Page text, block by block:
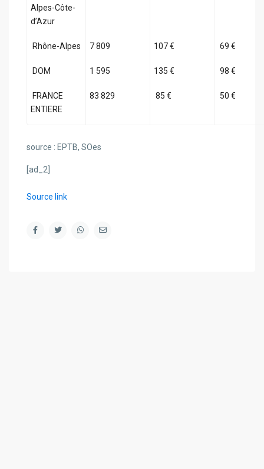
Alpes-Côte-
d’Azur
Rhône-Alpes 7 809 107 € 69 €
DOM 1 595 135 € 98 €
FRANCE
ENTIERE
83 829 85 € 50 €
source : EPTB, SOes
[ad_2]
Source link